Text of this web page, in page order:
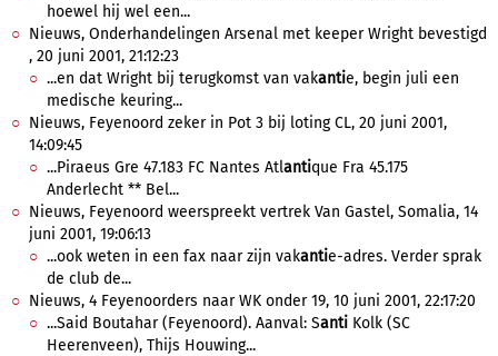
hoewel hij wel een...
Nieuws, Onderhandelingen Arsenal met keeper Wright bevestigd
, 20 juni 2001, 21:12:23
...en dat Wright bij terugkomst van vakantie, begin juli een
medische keuring...
Nieuws, Feyenoord zeker in Pot 3 bij loting CL, 20 juni 2001,
14:09:45
...Piraeus Gre 47.183 FC Nantes Atlantique Fra 45.175
Anderlecht ** Bel...
Nieuws, Feyenoord weerspreekt vertrek Van Gastel, Somalia, 14
juni 2001, 19:06:13
...ook weten in een fax naar zijn vakantie-adres. Verder sprak
de club de...
Nieuws, 4 Feyenoorders naar WK onder 19, 10 juni 2001, 22:17:20
...Said Boutahar (Feyenoord). Aanval: Santi Kolk (SC
Heerenveen), Thijs Houwing...